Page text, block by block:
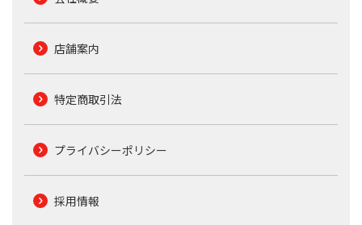
店舗案内
特定商取引法
プライバシーポリシー
採用情報